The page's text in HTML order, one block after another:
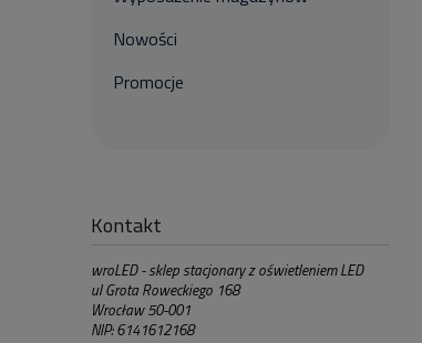
Nowości
Promocje
Kontakt
wroLED - sklep stacjonary z oświetleniem LED
ul Grota Roweckiego 168
Wrocław 50-001
NIP: 6141612168